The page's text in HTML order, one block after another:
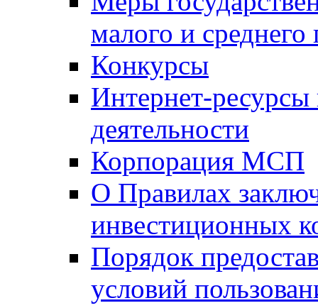
малого и среднего
Конкурсы
Интернет-
деятельности
Корпорация МСП
О Правилах
инвестиционных
Порядок
условий